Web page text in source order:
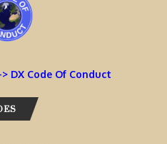
DX Code Of Conduct